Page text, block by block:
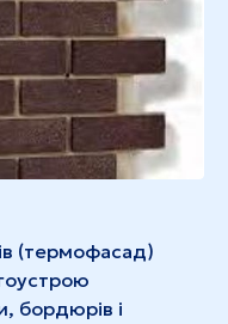
(термофасад)
бордюрів і